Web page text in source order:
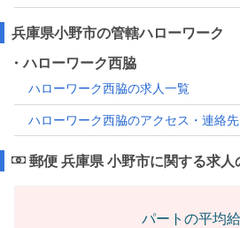
兵庫県小野市の管轄ハローワーク
・ハローワーク西脇
ハローワーク西脇の求人一覧
ハローワーク西脇のアクセス・連絡先
郵便 兵庫県 小野市に関する求人
パートの平均